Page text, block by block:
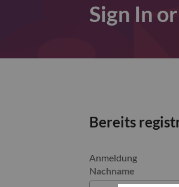
Sign In
Bereits
Anmeldung
Nachname